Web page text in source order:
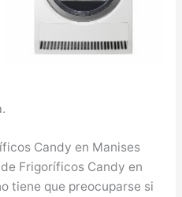
Candy en Manises
Frigoríficos Candy en
tiene que preocuparse si